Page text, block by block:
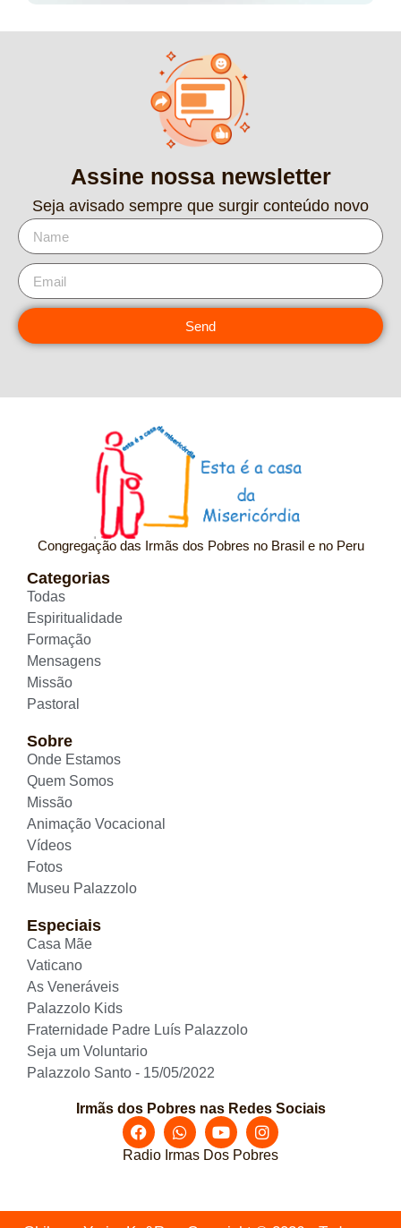
Assine nossa newsletter
Seja avisado sempre que surgir conteúdo novo
Send
Congregação das Irmãs dos Pobres no Brasil e no Peru
Categorias
Todas
Espiritualidade
Formação
Mensagens
Missão
Pastoral
Sobre
Onde Estamos
Quem Somos
Missão
Animação Vocacional
Vídeos
Fotos
Museu Palazzolo
Especiais
Casa Mãe
Vaticano
As Veneráveis
Palazzolo Kids
Fraternidade Padre Luís Palazzolo
Seja um Voluntario
Palazzolo Santo - 15/05/2022
Irmãs dos Pobres nas Redes Sociais
Radio Irmas Dos Pobres